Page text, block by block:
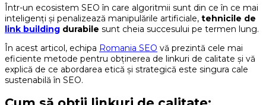
Într-un ecosistem SEO în care algoritmii sunt din ce în ce mai
inteligenți și penalizează manipulările artificiale, tehnicile de
link building durabile sunt cheia succesului pe termen lung.
În acest articol, echipa Romania SEO vă prezintă cele mai
eficiente metode pentru obținerea de linkuri de calitate și vă
explică de ce abordarea etică și strategică este singura cale
sustenabilă în SEO.